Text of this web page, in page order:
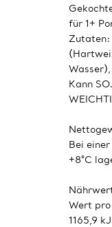
für 1+
Zutaten:
Kann
Bei
+8°C
Wert
1165,9